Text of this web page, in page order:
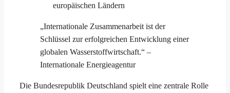
europäischen Ländern
„Internationale Zusammenarbeit ist der
Schlüssel zur erfolgreichen Entwicklung einer
globalen Wasserstoffwirtschaft.“ –
Internationale Energieagentur
Die Bundesrepublik Deutschland spielt eine zentrale Rolle